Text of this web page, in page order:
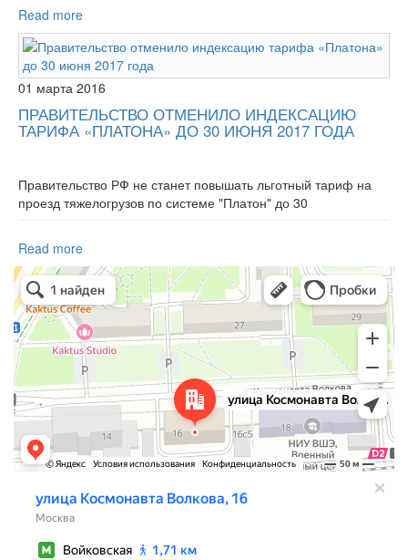
Read more
01 марта 2016
ПРАВИТЕЛЬСТВО ОТМЕНИЛО ИНДЕКСАЦИЮ
ТАРИФА «ПЛАТОНА» ДО 30 ИЮНЯ 2017 ГОДА
Правительство РФ не станет повышать льготный тариф на
проезд тяжелогрузов по системе "Платон" до 30
Read more